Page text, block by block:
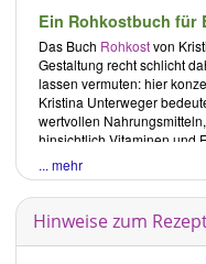
Ein Rohkostbuch für
Das Buch Rohkostvon
Gestaltung recht schlicht
lassen vermuten: hier
Kristina Unterweger
wertvollen
hinsichtlich Vitaminen und
Eigenschaften verlieren.
unterstützende,
Anliegen, zu vermitteln,
Genuss Teil ihres Konzepts
Nach einer kurzen
... mehr
Hinweise zum